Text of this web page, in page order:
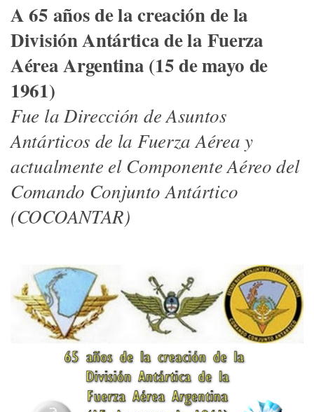
A 65 años de la creación de la
División Antártica de la Fuerza
Aérea Argentina (15 de mayo de
1961)
Fue la Dirección de Asuntos
Antárticos de la Fuerza Aérea y
actualmente el Componente Aéreo del
Comando Conjunto Antártico
(COCOANTAR)